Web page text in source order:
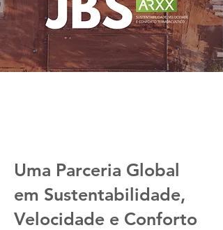
Uma Parceria Global
em Sustentabilidade,
Velocidade e Conforto